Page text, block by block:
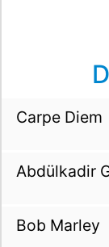
Carpe Diem
Abdülkadir
Bob Marley